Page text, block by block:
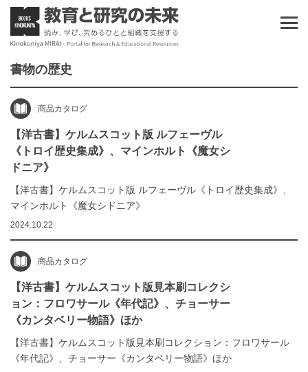
書物の歴史
商品カタログ
【洋古書】ケルムスコット版 ルフェーヴル
《トロイ歴史集成》、マインホルト《魔女シ
ドニア》
【洋古書】ケルムスコット版 ルフェーヴル《トロイ歴史集成》、
マインホルト《魔女シドニア》
2024.10.22
商品カタログ
【洋古書】ケルムスコット版見本刷コレクシ
ョン：フロワサール《年代記》、チョーサー
《カンタベリー物語》ほか
【洋古書】ケルムスコット版見本刷コレクション：フロワサール
《年代記》、チョーサー《カンタベリー物語》ほか